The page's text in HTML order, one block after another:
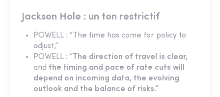
Jackson Hole : un ton restrictif
POWELL : “The time has come for policy to
adjust,”
POWELL : “ The direction of travel is clear,
and the timing and pace of rate cuts will
depend on incoming data, the evolving
outlook and the balance of risks.”